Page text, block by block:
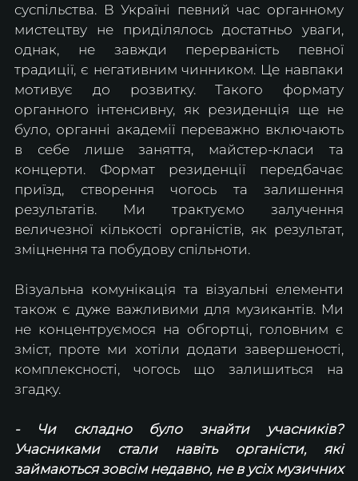
суспільства. В Україні певний час органному
мистецтву не приділялось достатньо уваги,
однак, не завжди перерваність певної
традиції, є негативним чинником. Це навпаки
мотивує до розвитку. Такого формату
органного інтенсивну, як резиденція ще не
було, органні академії переважно включають
в себе лише заняття, майстер-класи та
концерти. Формат резиденції передбачає
приїзд, створення чогось та залишення
результатів. Ми трактуємо залучення
величезної кількості органістів, як результат,
зміцнення та побудову спільноти.
Візуальна комунікація та візуальні елементи
також є дуже важливими для музикантів. Ми
не концентруємося на обгортці, головним є
зміст, проте ми хотіли додати завершеності,
комплексності, чогось що залишиться на
згадку.
- Чи складно було знайти учасників?
Учасниками стали навіть органісти, які
займаються зовсім недавно, не в усіх музичних